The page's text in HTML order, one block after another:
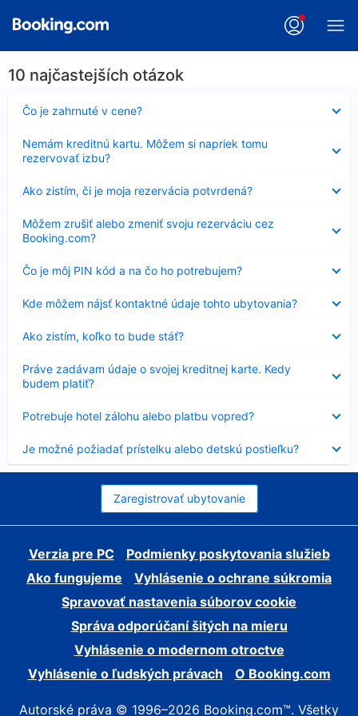
10 najčastejších otázok
Čo je zahrnuté v cene?
Nezobrazuje
sa
Nemám kreditnú kartu. Môžem si napriek tomu
rezervovať izbu?
sa
Ako zistím, či je moja rezervácia potvrdená?
sa
Môžem zrušiť alebo zmeniť svoju rezerváciu cez
Booking.com?
sa
Čo je môj PIN kód a na čo ho potrebujem?
Nezobrazuje
sa
Kde môžem nájsť kontaktné údaje tohto ubytovania?
sa
Ako zistím, koľko to bude stáť?
sa
Práve zadávam údaje o svojej kreditnej karte. Kedy
budem platiť?
sa
Potrebuje hotel zálohu alebo platbu vopred?
sa
Je možné požiadať prístelku alebo detskú postieľku?
sa
Zaregistrovať ubytovanie
Verzia pre PC
Podmienky poskytovania služieb
Ako fungujeme
Vyhlásenie o ochrane súkromia
Spravovať nastavenia súborov cookie
Správa odporúčaní šitých na mieru
Vyhlásenie o modernom otroctve
Vyhlásenie o ľudských právach
O Booking.com
Autorské práva © 1996–2026 Booking.com™. Všetky